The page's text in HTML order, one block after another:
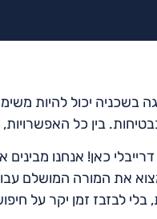
בשכניה יכול להיות
בין כל
כאן! אנחנו
את המורה המושלם
לבזבז זמן יקר על